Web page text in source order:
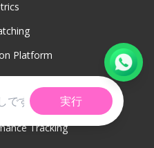
実行
Platform
Tracking